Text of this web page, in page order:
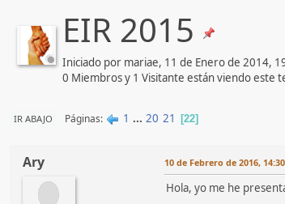
EIR 2015
Iniciado por mariae, 11 de Enero de 2014,
0 Miembros y 1 Visitante están viendo este
IR ABAJO Páginas 1 ... 20 21 22
Ary 10 de Febrero de 2016,
Hola, yo me he